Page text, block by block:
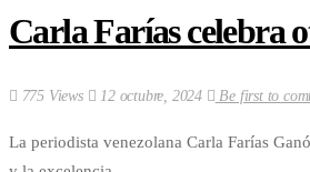
Carla Farías celebra
775 Views 12 octubre, 2024 Be first to
La periodista venezolana Carla Farías